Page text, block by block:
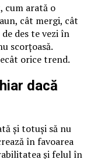
cum arată o
cât mergi, cât
des te vezi în
scorțoasă.
orice trend.
dacă
și totuși să nu
în favoarea
și felul în